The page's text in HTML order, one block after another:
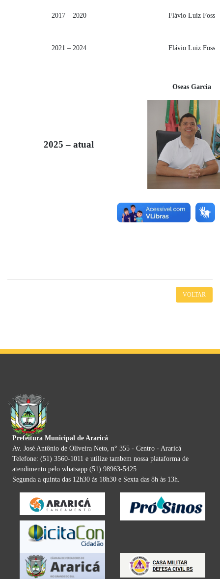
2017 – 2020 Flávio Luiz Foss
2021 – 2024 Flávio Luiz Foss
2025 – atual
Oseas Garcia
VOLTAR
Prefeitura Municipal de Araricá
Av. José Antônio de Oliveira Neto, n° 355 - Centro - Araricá
Telefone: (51) 3560-1011 e utilize tambem nossa plataforma de
atendimento pelo whatsapp (51) 98963-5425
Segunda a quinta das 12h30 às 18h30 e Sexta das 8h às 13h.